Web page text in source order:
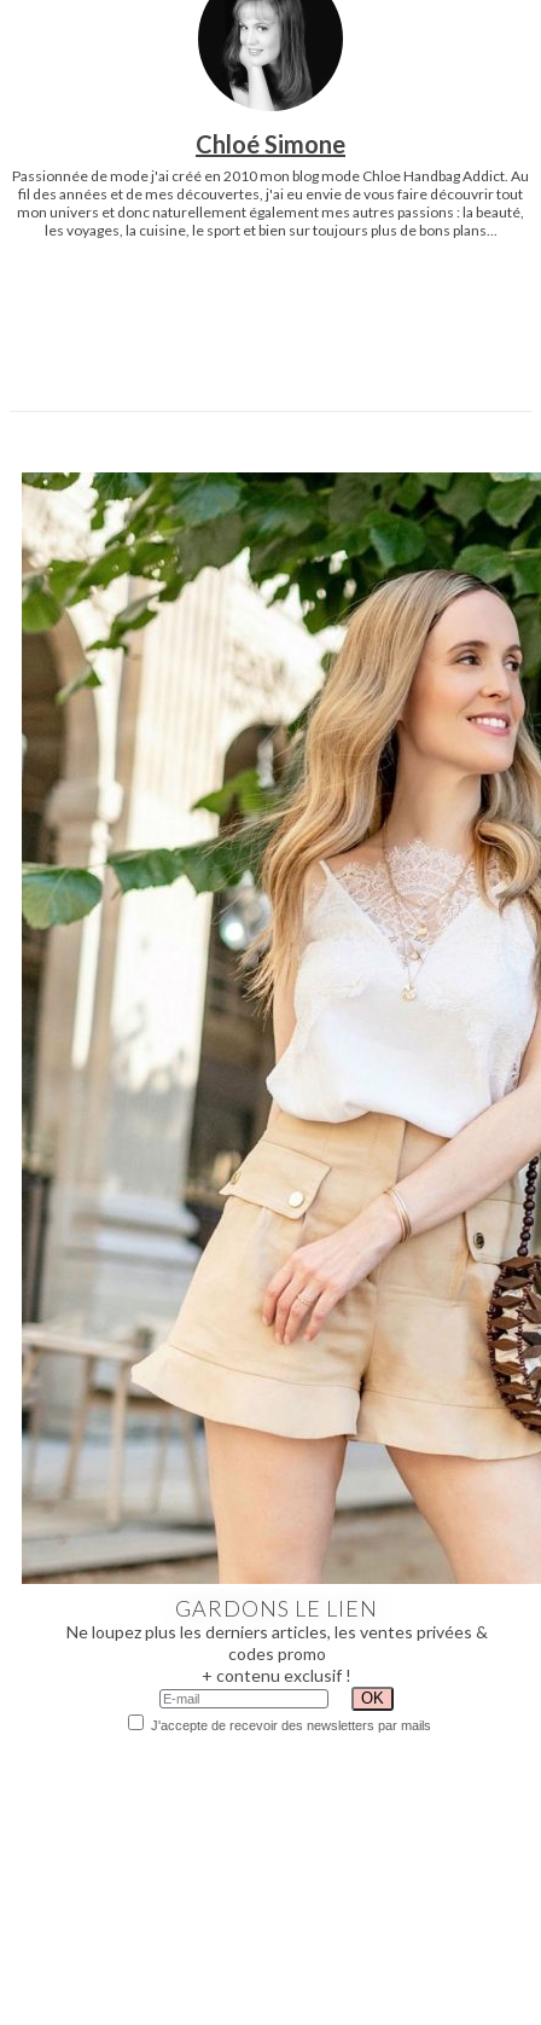
Chloé Simone
Passionnée de mode j'ai créé en 2010 mon blog mode Chloe Handbag Addict. Au
fil des années et de mes découvertes, j'ai eu envie de vous faire découvrir tout
mon univers et donc naturellement également mes autres passions : la beauté,
les voyages, la cuisine, le sport et bien sur toujours plus de bons plans...
GARDONS LE LIEN
Ne loupez plus les derniers articles, les ventes privées &
codes promo
+ contenu exclusif !
J'accepte de recevoir des newsletters par mails